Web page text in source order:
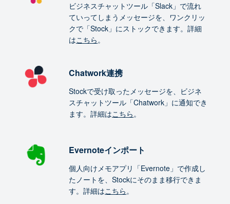
ビジネスチャットツール「Slack」で流れ
ていってしまうメッセージを、ワンクリッ
クで「Stock」にストックできます。詳細
はこちら。
Chatwork連携
Stockで受け取ったメッセージを、ビジネ
スチャットツール「Chatwork」に通知でき
ます。詳細はこちら。
Evernoteインポート
個人向けメモアプリ「Evernote」で作成し
たノートを、Stockにそのまま移行できま
す。詳細はこちら。